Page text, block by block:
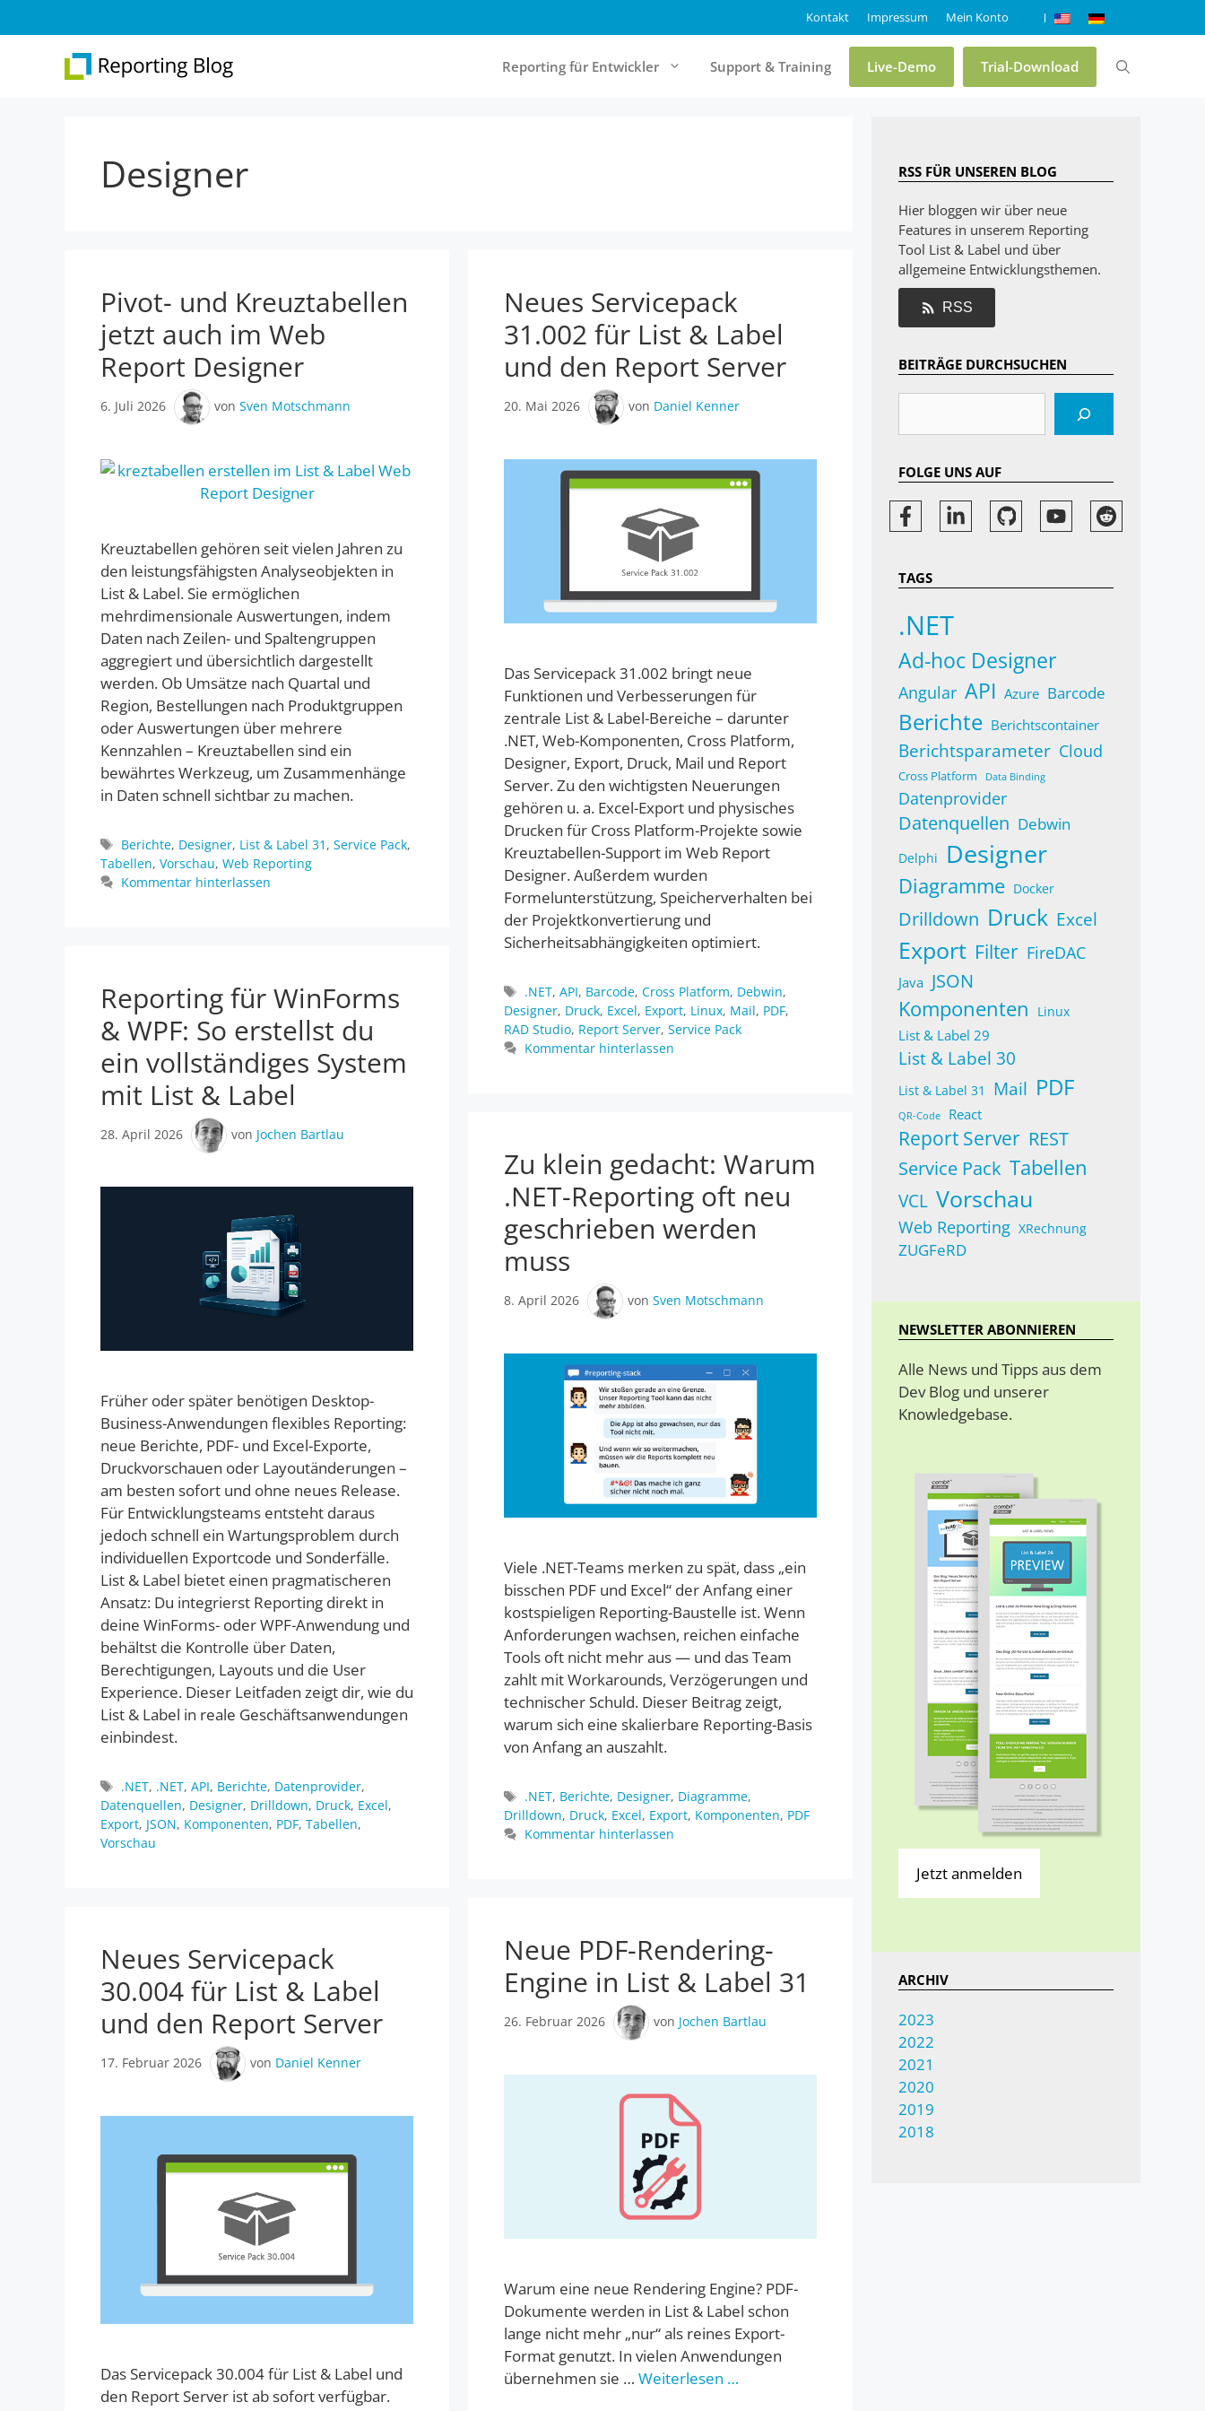
Inhalt
Kontakt Impressum Mein Konto
Reporting für Entwickler
Überblick
Report Designer
Version 31 Referenzen
Newsletter
Preise & Editionen
Online-Demo Report Server
Trial List & Label
Trial Report Server
FAQ
Support & Training Live-Demo Trial-Download
Designer
Pivot- und Kreuztabellen
jetzt auch im Web
Report Designer
6. Juli 2026 von Sven Motschmann
Kreuztabellen gehören seit vielen Jahren zu
den leistungsfähigsten Analyseobjekten in
List & Label. Sie ermöglichen
mehrdimensionale Auswertungen, indem
Daten nach Zeilen- und Spaltengruppen
aggregiert und übersichtlich dargestellt
werden. Ob Umsätze nach Quartal und
Region, Bestellungen nach Produktgruppen
oder Auswertungen über mehrere
Kennzahlen – Kreuztabellen sind ein
bewährtes Werkzeug, um Zusammenhänge
in Daten schnell sichtbar zu machen.
Schlagwörter
Berichte, Designer, List & Label 31 ,Service Pack,
Tabellen, Vorschau, Web Reporting
Kommentar hinterlassen
Neues Servicepack
31.002 für List & Label
und den Report Server
20. Mai 2026 von Daniel Kenner
Das Servicepack 31.002 bringt neue
Funktionen und Verbesserungen für
zentrale List & Label-Bereiche – darunter
.NET, Web-Komponenten, Cross Platform,
Designer, Export, Druck, Mail und Report
Server. Zu den wichtigsten Neuerungen
gehören u. a. Excel-Export und physisches
Drucken für Cross Platform-Projekte sowie
Kreuztabellen-Support im Web Report
Designer. Außerdem wurden
Formelunterstützung, Speicherverhalten bei
der Projektkonvertierung und
Sicherheitsabhängigkeiten optimiert.
Schlagwörter
.NET,API, Barcode,Cross Platform, Debwin,
Designer, Druck, Excel, Export, Linux, Mail, PDF,
RAD Studio, Report Server, Service Pack
Kommentar hinterlassen
Reporting für WinForms
& WPF: So erstellst du
ein vollständiges System
mit List & Label
28. April 2026 von Jochen Bartlau
Früher oder später benötigen Desktop-
Business-Anwendungen flexibles Reporting:
neue Berichte, PDF- und Excel-Exporte,
Druckvorschauen oder Layoutänderungen –
am besten sofort und ohne neues Release.
Für Entwicklungsteams entsteht daraus
jedoch schnell ein Wartungsproblem durch
individuellen Exportcode und Sonderfälle.
List & Label bietet einen pragmatischeren
Ansatz: Du integrierst Reporting direkt in
deine WinForms- oder WPF-Anwendung und
behältst die Kontrolle über Daten,
Berechtigungen, Layouts und die User
Experience. Dieser Leitfaden zeigt dir, wie du
List & Label in reale Geschäftsanwendungen
einbindest.
Schlagwörter
.NET, .NET,API, Berichte, Datenprovider,
Datenquellen, Designer, Drilldown, Druck, Excel,
Export, JSON, Komponenten, PDF, Tabellen,
Vorschau
Zu klein gedacht: Warum
.NET-Reporting oft neu
geschrieben werden
muss
8. April 2026 von Sven Motschmann
Viele .NET-Teams merken zu spät, dass „ein
bisschen PDF und Excel“ der Anfang einer
kostspieligen Reporting-Baustelle ist. Wenn
Anforderungen wachsen, reichen einfache
Tools oft nicht mehr aus — und das Team
zahlt mit Workarounds, Verzögerungen und
technischer Schuld. Dieser Beitrag zeigt,
warum sich eine skalierbare Reporting-Basis
von Anfang an auszahlt.
Schlagwörter
.NET, Berichte, Designer, Diagramme,
Drilldown, Druck, Excel, Export, Komponenten, PDF
Kommentar hinterlassen
Neue PDF-Rendering-
Engine in List & Label 31
26. Februar 2026 von Jochen Bartlau
Warum eine neue Rendering Engine? PDF-
Dokumente werden in List & Label schon
lange nicht mehr „nur“ als reines Export-
Format genutzt. In vielen Anwendungen
übernehmen sie … Weiterlesen …
Neues Servicepack
30.004 für List & Label
und den Report Server
17. Februar 2026 von Daniel Kenner
Das Servicepack 30.004 für List & Label und
den Report Server ist ab sofort verfügbar.
RSS FÜR UNSEREN BLOG
Hier bloggen wir über neue
Features in unserem Reporting
Tool List & Label und über
allgemeine Entwicklungsthemen.
RSS
BEITRÄGE DURCHSUCHEN
FOLGE UNS AUF
TAGS
.NET
Ad-hoc Designer
Angular API Azure Barcode
Berichte Berichtscontainer
Berichtsparameter Cloud
Cross Platform Data Binding
Datenprovider
Datenquellen Debwin
Delphi Designer
Diagramme Docker
Drilldown Druck Excel
Export Filter FireDAC
Java JSON
Komponenten Linux
List & Label 29
List & Label 30
List & Label 31 Mail PDF
QR-Code React
Report Server REST
Service Pack Tabellen
VCL Vorschau
Web Reporting XRechnung
ZUGFeRD
NEWSLETTER ABONNIEREN
Alle News und Tipps aus dem
Dev Blog und unserer
Knowledgebase.
Jetzt anmelden
ARCHIV
2023
2022
2021
2020
2019
2018